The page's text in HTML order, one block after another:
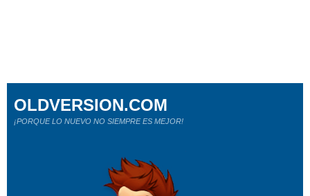
OLDVERSION.COM
¡PORQUE LO NUEVO NO SIEMPRE ES MEJOR!